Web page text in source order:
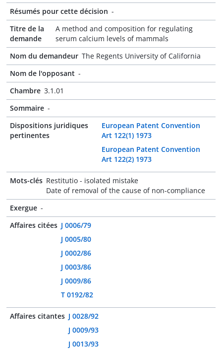
Résumés pour cette décision -
Titre de la
demande
A method and composition for regulating
serum calcium levels of mammals
Nom du demandeur The Regents University of California
Nom de l'opposant -
Chambre 3.1.01
Sommaire -
Dispositions juridiques
pertinentes
European Patent Convention
Art 122(1) 1973
European Patent Convention
Art 122(2) 1973
Mots-clés Restitutio - isolated mistake
Date of removal of the cause of non-compliance
Exergue -
Affaires citées J 0006/79
J 0005/80
J 0002/86
J 0003/86
J 0009/86
T 0192/82
Affaires citantes J 0028/92
J 0009/93
J 0013/93